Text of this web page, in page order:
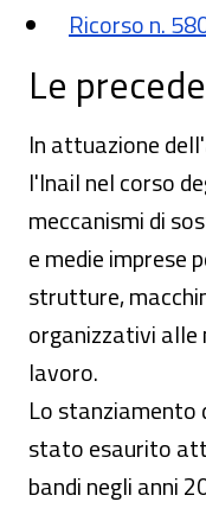
Ricorso n.
Le
In attuazione
l'Inail nel corso
meccanismi di
e medie imprese
strutture,
organizzativi alle
lavoro.
Lo stanziamento
stato esaurito
bandi negli anni